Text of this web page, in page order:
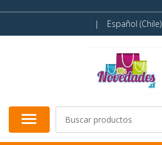
| Español (Chile)